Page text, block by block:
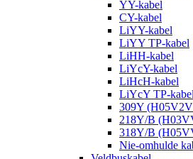
YY-kabel
CY-kabel
LiYY-kabel
LiYY TP-kabel
LiHH-kabel
LiYcY-kabel
LiHcH-kabel
LiYcY TP-kabel
309Y
218Y/B
318Y/B
Nie-omhulde